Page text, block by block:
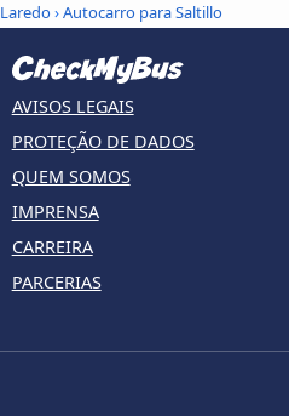
Laredo›Autocarro para Saltillo
AVISOS LEGAIS
PROTEÇÃO DE DADOS
QUEM SOMOS
IMPRENSA
CARREIRA
PARCERIAS